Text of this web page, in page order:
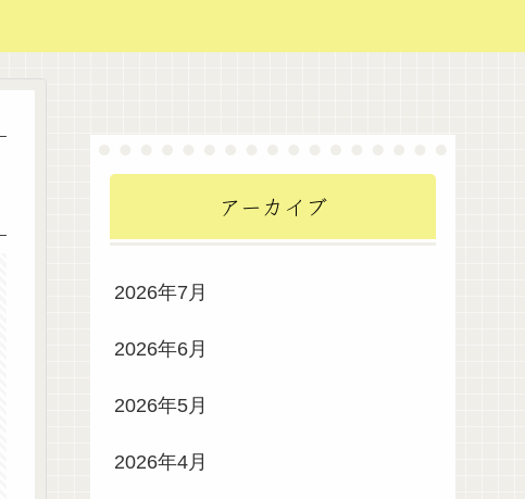
アーカイブ
2026年7月
2026年6月
2026年5月
2026年4月